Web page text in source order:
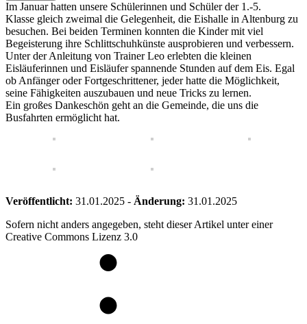
Im Januar hatten unsere Schülerinnen und Schüler der 1.-5.
Klasse gleich zweimal die Gelegenheit, die Eishalle in Altenburg zu
besuchen. Bei beiden Terminen konnten die Kinder mit viel
Begeisterung ihre Schlittschuhkünste ausprobieren und verbessern.
Unter der Anleitung von Trainer Leo erlebten die kleinen
Eisläuferinnen und Eisläufer spannende Stunden auf dem Eis. Egal
ob Anfänger oder Fortgeschrittener, jeder hatte die Möglichkeit,
seine Fähigkeiten auszubauen und neue Tricks zu lernen.
Ein großes Dankeschön geht an die Gemeinde, die uns die
Busfahrten ermöglicht hat.
Veröffentlicht: 31.01.2025 - Änderung: 31.01.2025
Sofern nicht anders angegeben, steht dieser Artikel unter einer
Creative Commons Lizenz 3.0